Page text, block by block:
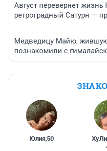
Август перевернет жизнь
ретроградный Сатурн —
Медведицу Майю,
познакомили с
Юлия,50